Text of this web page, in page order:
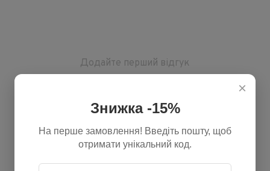
Додайте перший відгук
Написати відгук
×
Знижка -15%
На перше замовлення! Введіть пошту, щоб
отримати унікальний код.